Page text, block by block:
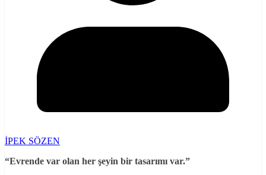
İPEK SÖZEN
“Evrende var olan her şeyin bir tasarımı var.”